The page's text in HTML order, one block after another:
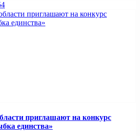
приглашают на конкурс
единства»